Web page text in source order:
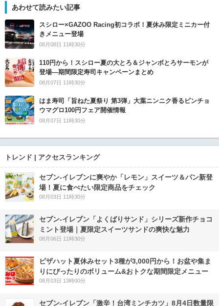
あわせて読みたい記事
スシロー×GAZOO Racing初コラボ！夏休み限定ミニカー付
きメニュー登場
08月08日 11時30分
110円から！スシロー夏の大とろ＆ジャンボとろサーモンが
登場―期間限定寿司キャンペーンまとめ
08月07日 11時30分
はま寿司「旨ねた夏祭り 第3弾」大葉ニンニク香るビンチョ
ウマグロ100円フェア開催情報
08月07日 11時30分
トレンド | アクセスランキング
セブン‐イレブンに爽やか「レモン」スイーツ＆パン新登
場！夏に食べたい限定商品をチェック
08月03日 11時30分
セブン‐イレブン「よくばりサンド」シリーズ新作チョコ
ミント登場｜夏限定スイーツサンドの爽快な魅力
08月06日 11時30分
ピザハット夏休みセット3種が3,000円から！お盆や集ま
りにぴったりのボリューム&おトクな期間限定メニュー
08月03日 13時00分
セブン-イレブン「激辛！台湾ミンチカツ」8月4日数量限